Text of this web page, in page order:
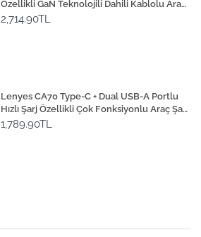
Özellikli GaN Teknolojili Dahili Kablolu Araç
Şarj Aleti 111W
2,714.90TL
Lenyes CA70 Type-C + Dual USB-A Portlu
Hızlı Şarj Özellikli Çok Fonksiyonlu Araç Şarj
Aleti 20W
1,789.90TL